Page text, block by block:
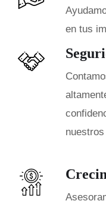
en tus